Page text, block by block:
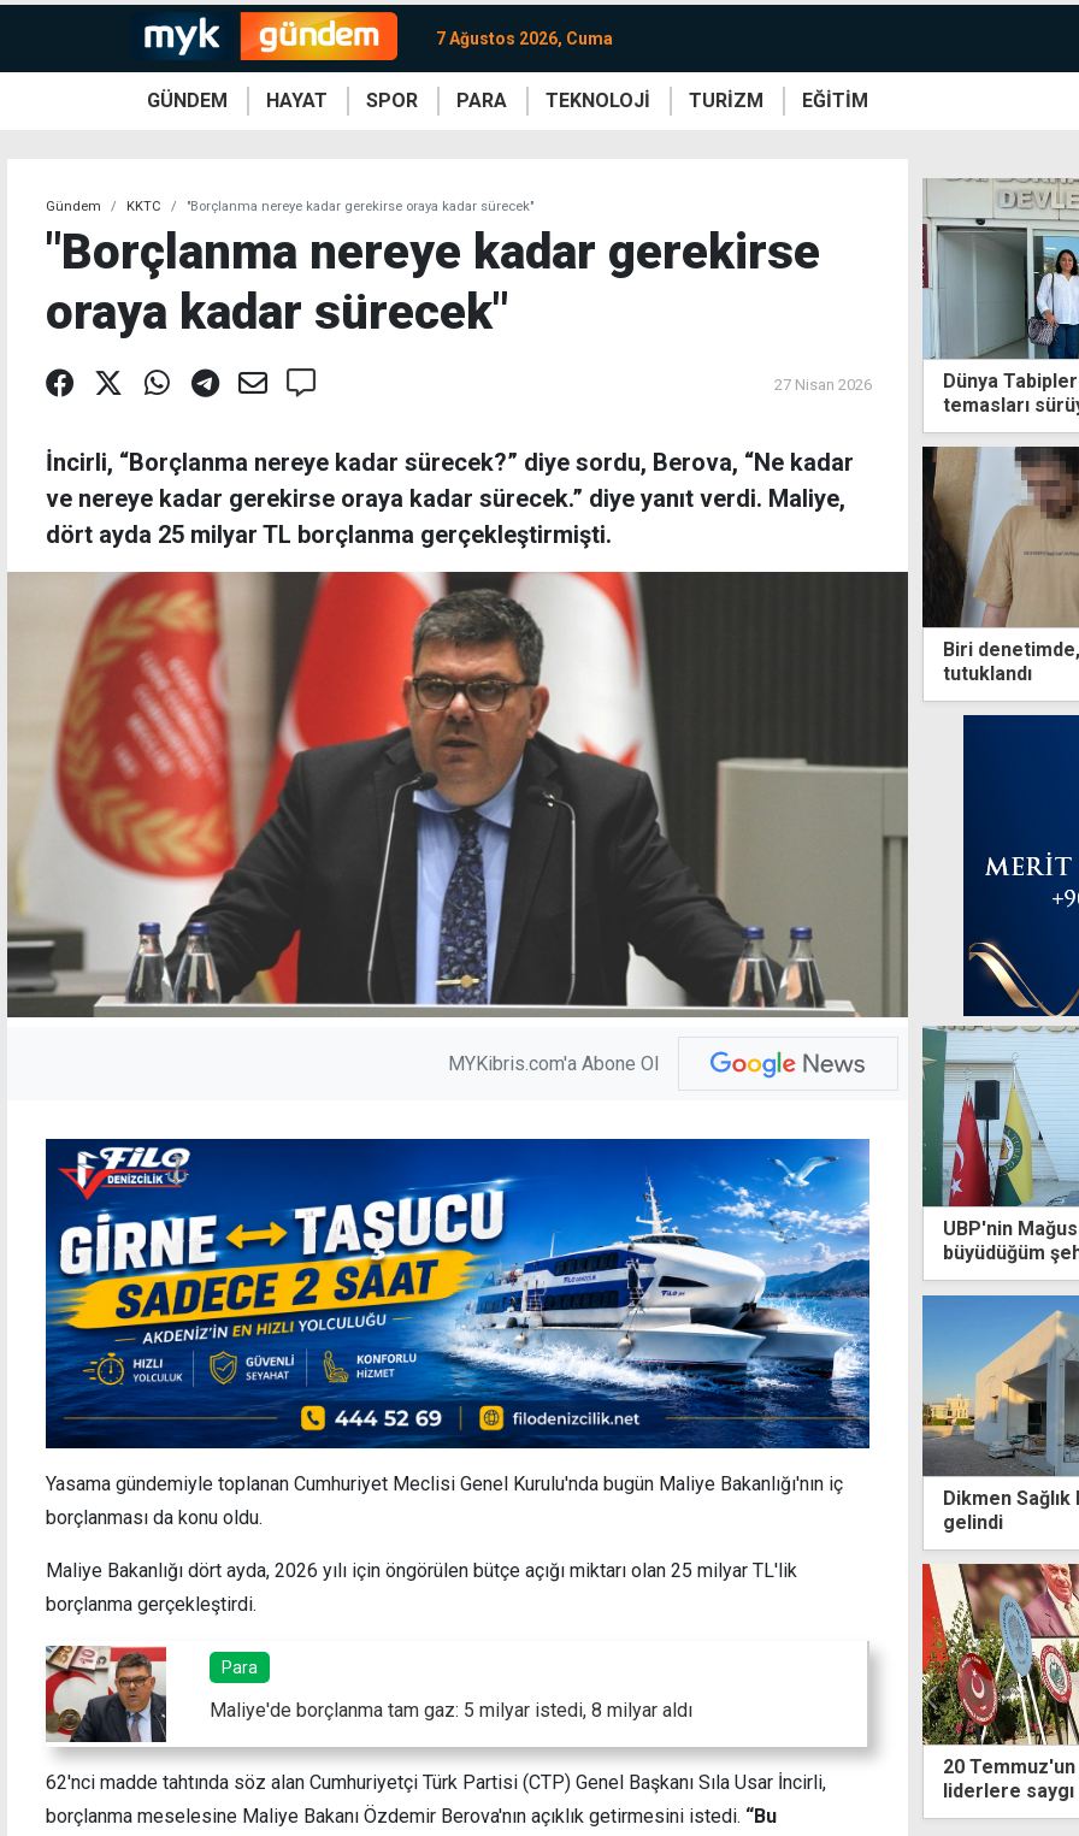
7 Ağustos 2026, Cuma
GÜNDEM HAYAT SPOR PARA TEKNOLOJİ TURİZM EĞİTİM
Gündem KKTC "Borçlanma nereye kadar gerekirse oraya kadar sürecek"
"Borçlanma nereye kadar gerekirse
oraya kadar sürecek"
27 Nisan 2026
İncirli, “Borçlanma nereye kadar sürecek?” diye sordu, Berova, “Ne kadar
ve nereye kadar gerekirse oraya kadar sürecek.” diye yanıt verdi. Maliye,
dört ayda 25 milyar TL borçlanma gerçekleştirmişti.
MYKibris.com'a Abone Ol
Yasama gündemiyle toplanan Cumhuriyet Meclisi Genel Kurulu'nda bugün Maliye Bakanlığı'nın iç
borçlanması da konu oldu.
Maliye Bakanlığı dört ayda, 2026 yılı için öngörülen bütçe açığı miktarı olan 25 milyar TL'lik
borçlanma gerçekleştirdi.
Para
Maliye'de borçlanma tam gaz: 5 milyar istedi, 8 milyar aldı
62'nci madde tahtında söz alan Cumhuriyetçi Türk Partisi (CTP) Genel Başkanı Sıla Usar İncirli,
borçlanma meselesine Maliye Bakanı Özdemir Berova'nın açıklık getirmesini istedi. “Bu
Dünya
temasları
Biri
tutuklandı
UBP'nin
büyüdüğüm
inanıyorum
Dikmen
gelindi
Çeler'den karma oy ve seçim sistemi
tartışmalarına tepki
20 Temmuz'un 52'inci yılında kurucu
liderlere saygı duruşu
Guterres,
etti